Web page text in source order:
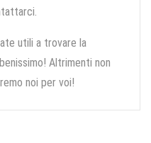
utili a trovare la
Altrimenti non
noi per voi!